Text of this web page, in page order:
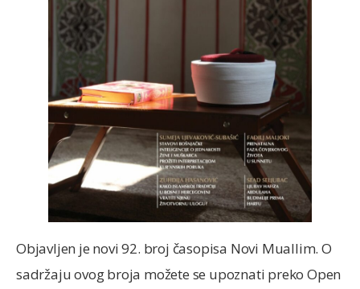
Objavljen je novi 92. broj časopisa Novi Muallim. O
sadržaju ovog broja možete se upoznati preko Open